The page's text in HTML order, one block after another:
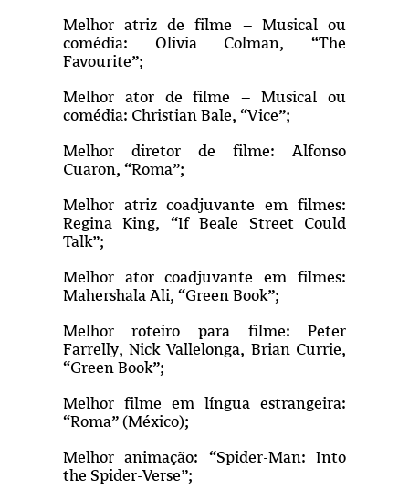
Melhor atriz de filme – Musical ou
comédia: Olivia Colman, “The
Favourite”;
Melhor ator de filme – Musical ou
comédia: Christian Bale, “Vice”;
Melhor diretor de filme: Alfonso
Cuaron, “Roma”;
Melhor atriz coadjuvante em filmes:
Regina King, “If Beale Street Could
Talk”;
Melhor ator coadjuvante em filmes:
Mahershala Ali, “Green Book”;
Melhor roteiro para filme: Peter
Farrelly, Nick Vallelonga, Brian Currie,
“Green Book”;
Melhor filme em língua estrangeira:
“Roma” (México);
Melhor animação: “Spider-Man: Into
the Spider-Verse”;